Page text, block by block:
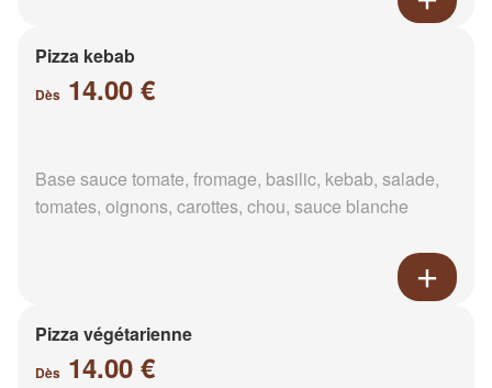
Pizza kebab
Dès 14.00 €
Base sauce tomate, fromage, basilic, kebab, salade,
tomates, oignons, carottes, chou, sauce blanche
Pizza végétarienne
Dès 14.00 €